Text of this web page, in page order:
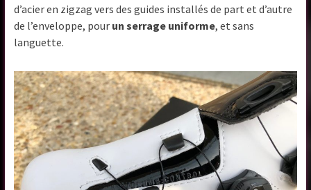
d’acier en zigzag vers des guides installés de part et d’autre
de l’enveloppe, pour un serrage uniforme, et sans
languette.